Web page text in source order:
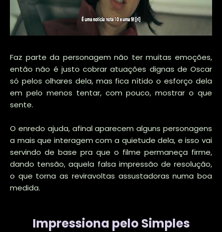
Faz parte da personagem não ter muitas emoções,
então não é justo cobrar atuações dignas de Oscar
só pelos olhares dela, mas fica nítido o esforço dela
em pelo menos tentar, com pouco, mostrar o que
sente.
O enredo ajuda, afinal aparecem alguns personagens
a mais que interagem com a quietude dela, e isso vai
servindo de base pra que o filme permaneça firme,
dando tensão, aquela falsa impressão de resolução,
o que torna as reviravoltas assustadoras numa boa
medida.
Impressiona pelo Simples